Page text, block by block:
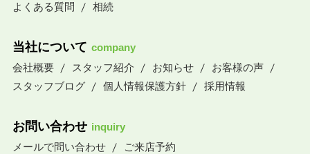
よくある質問
相続
当社について company
会社概要
スタッフ紹介 お知らせ
お客様の声
スタッフブログ
個人情報保護方針 採用情報
お問い合わせ inquiry
メールで問い合わせ
ご来店予約